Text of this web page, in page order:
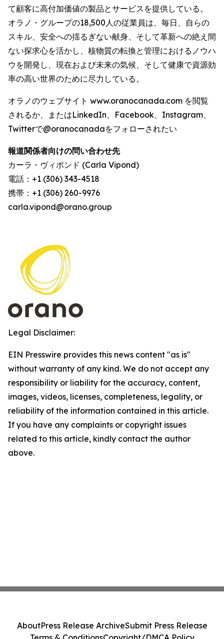
て顧客に高付加価値の製品とサービスを提供している。
オラノ・グループの18,500人の従業員は、毎日、自らの
スキル、安全への揺るぎない献身、そして革新への絶え間
ない探求心を活かし、核物質の転換と管理におけるノウハ
ウを開発し、現在および未来の気候、そして健康で資源効
率の高い世界のために尽力している。
オラノのウェブサイト www.oranocanada.com を閲覧
されるか、またはLinkedIn、Facebook、Instagram、
Twitterで@oranocanadaをフォローされたい
報道関係者向けの問い合わせ先
カーラ・ヴィポンド (Carla Vipond)
電話：+1 (306) 343-4518
携帯：+1 (306) 260-9976
carla.vipond@orano.group
Legal Disclaimer:
EIN Presswire provides this news content "as is"
without warranty of any kind. We do not accept any
responsibility or liability for the accuracy, content,
images, videos, licenses, completeness, legality, or
reliability of the information contained in this article.
If you have any complaints or copyright issues
related to this article, kindly contact the author
above.
AboutPress Release ArchiveSubmit Press Release